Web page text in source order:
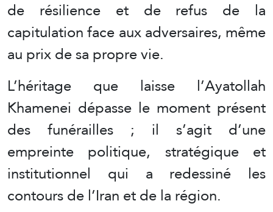
de résilience et de refus de la
capitulation face aux adversaires, même
au prix de sa propre vie.
L’héritage que laisse l’Ayatollah
Khamenei dépasse le moment présent
des funérailles ; il s’agit d’une
empreinte politique, stratégique et
institutionnel qui a redessiné les
contours de l’Iran et de la région.